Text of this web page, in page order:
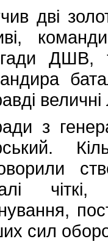
дві
ДШВ,
з
чіткі,
сил